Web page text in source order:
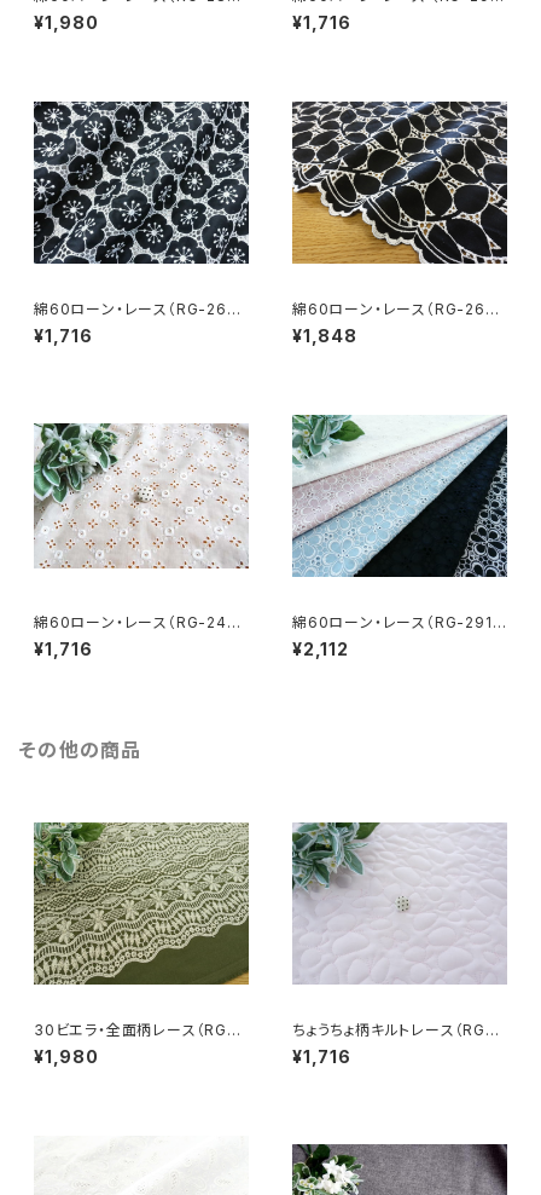
5）
¥1,980
78）
¥1,716
綿60ローン・レース（RG-2667
2c）
¥1,716
綿60ローン・レース（RG-2664
8-bko）
¥1,848
綿60ローン・レース（RG-2455
9）
¥1,716
綿60ローン・レース（RG-2913
9）
¥2,112
その他の商品
30ビエラ・全面柄レース（RG-2
8202v）
¥1,980
ちょうちょ柄キルトレース（RG-2
8082-pkpk）
¥1,716